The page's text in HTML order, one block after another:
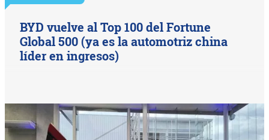
BYD vuelve al Top 100 del Fortune
Global 500 (ya es la automotriz china
líder en ingresos)